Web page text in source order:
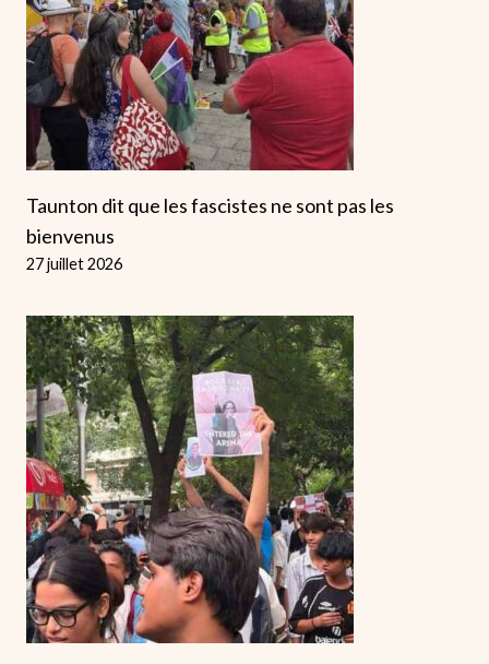
Taunton dit que les fascistes ne sont pas les
bienvenus
27 juillet 2026